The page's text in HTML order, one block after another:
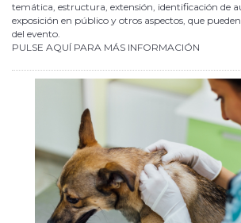
temática, estructura, extensión, identificación de
exposición en público y otros aspectos, que
del evento.
PULSE AQUÍ PARA MÁS INFORMACIÓN